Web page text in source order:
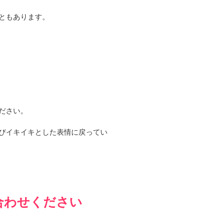
もあります。
さい。
イキイキとした表情に戻ってい
わせください